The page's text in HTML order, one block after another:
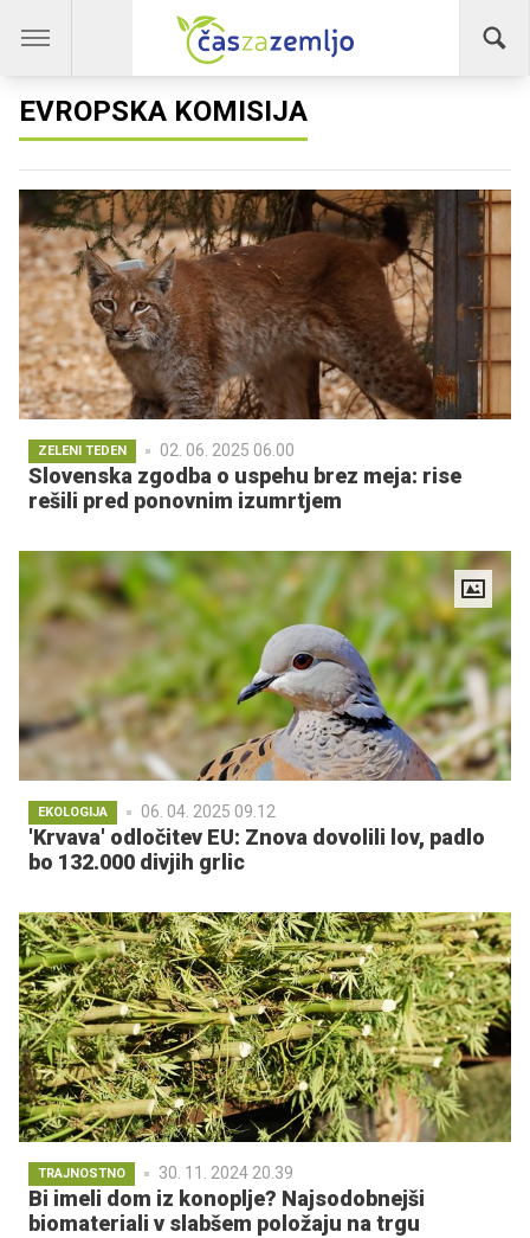
EVROPSKA KOMISIJA
ZELENI TEDEN 02. 06. 2025 06.00
Slovenska zgodba o uspehu brez meja: rise
rešili pred ponovnim izumrtjem
EKOLOGIJA 06. 04. 2025 09.12
'Krvava' odločitev EU: Znova dovolili lov, padlo
bo 132.000 divjih grlic
TRAJNOSTNO 30. 11. 2024 20.39
Bi imeli dom iz konoplje? Najsodobnejši
biomateriali v slabšem položaju na trgu